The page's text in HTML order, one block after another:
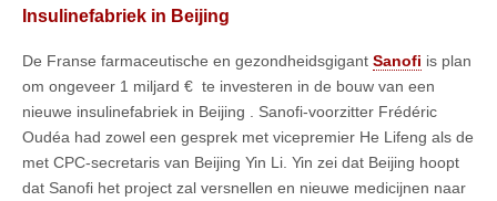
Insulinefabriek in Beijing
De Franse farmaceutische en gezondheidsgigant Sanofi is plan
om ongeveer 1 miljard € te investeren in de bouw van een
nieuwe insulinefabriek in Beijing . Sanofi-voorzitter Frédéric
Oudéa had zowel een gesprek met vicepremier He Lifeng als de
met CPC-secretaris van Beijing Yin Li. Yin zei dat Beijing hoopt
dat Sanofi het project zal versnellen en nieuwe medicijnen naar